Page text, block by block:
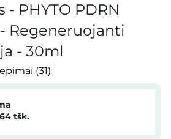
- PHYTO PDRN
Regeneruojanti
- 30ml
31
tšk.